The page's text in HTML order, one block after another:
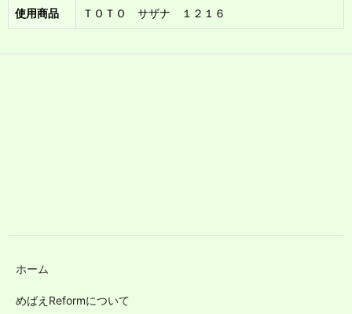
使用商品 ＴＯＴＯ サザナ １２１６
ホーム
めばえReformについて